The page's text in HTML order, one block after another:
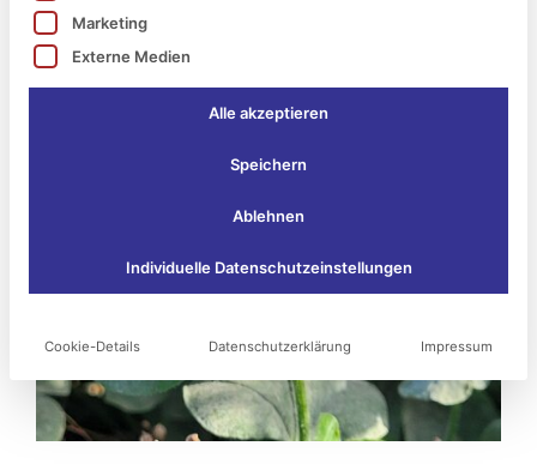
Marketing
Externe Medien
Alle akzeptieren
Speichern
Ablehnen
Individuelle Datenschutzeinstellungen
Cookie-Details Datenschutzerklärung Impressum